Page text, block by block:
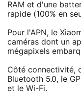
RAM et d'une
rapide (100% en
Pour l'APN, le
caméras dont un
mégapixels
Côté connectivité,
Bluetooth 5.0, le
et le Wi-Fi.